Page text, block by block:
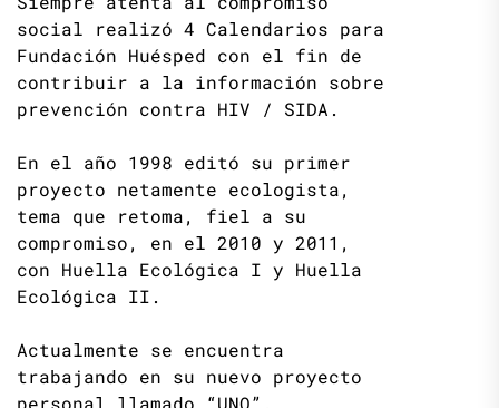
social realizó 4 Calendarios para
Fundación Huésped con el fin de
contribuir a la información sobre
prevención contra HIV / SIDA.
En el año 1998 editó su primer
proyecto netamente ecologista,
tema que retoma, fiel a su
compromiso, en el 2010 y 2011,
con Huella Ecológica I y Huella
Ecológica II.
Actualmente se encuentra
trabajando en su nuevo proyecto
personal llamado “UNO”.